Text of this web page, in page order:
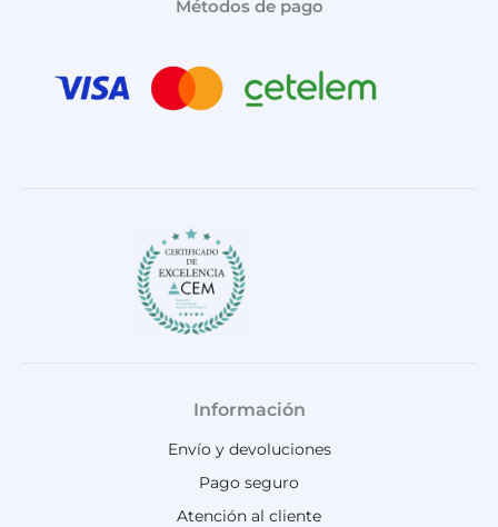
m
o
k
p
Métodos de pago
Información
Envío y devoluciones
Pago seguro
Atención al cliente